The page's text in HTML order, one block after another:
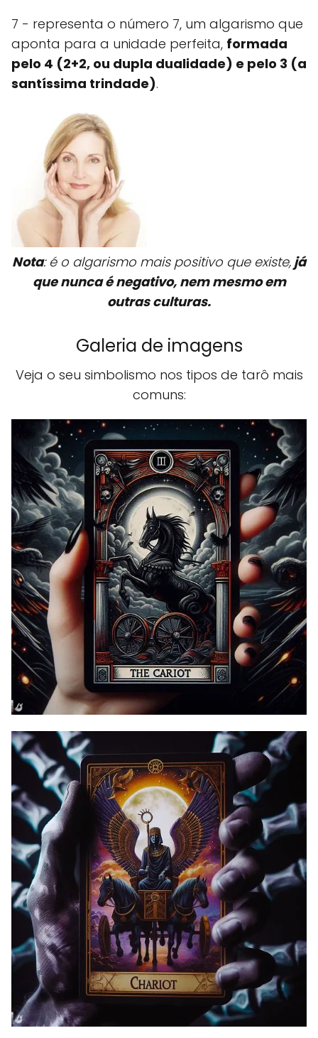
7 - representa o número 7, um algarismo que
aponta para a unidade perfeita, formada
pelo 4 (2+2, ou dupla dualidade) e pelo 3 (a
santíssima trindade).
Nota: é o algarismo mais positivo que existe, já
que nunca é negativo, nem mesmo em
outras culturas.
Galeria de imagens
Veja o seu simbolismo nos tipos de tarô mais
comuns: